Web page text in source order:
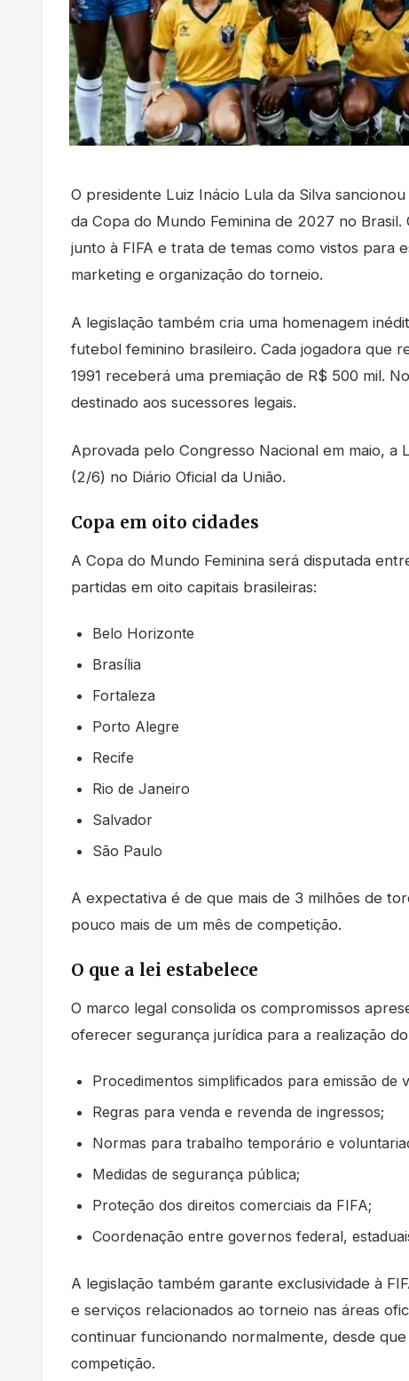
O presidente Luiz Inácio Lula da Silva
da Copa do Mundo Feminina de 2027 no
junto à FIFA e trata de temas como vistos para
marketing e organização do torneio.
A legislação também cria uma homenagem
futebol feminino brasileiro. Cada jogadora que
1991 receberá uma premiação de R$ 500 mil.
destinado aos sucessores legais.
Aprovada pelo Congresso Nacional em maio,
(2/6) no Diário Oficial da União.
Copa em oito cidades
A Copa do Mundo Feminina será disputada
partidas em oito capitais brasileiras:
Belo Horizonte
Brasília
Fortaleza
Porto Alegre
Recife
Rio de Janeiro
Salvador
São Paulo
A expectativa é de que mais de 3 milhões de
pouco mais de um mês de competição.
O que a lei estabelece
O marco legal consolida os compromissos
oferecer segurança jurídica para a realização
Procedimentos simplificados para emissão de
Regras para venda e revenda de ingressos;
Normas para trabalho temporário e
Medidas de segurança pública;
Proteção dos direitos comerciais da FIFA;
Coordenação entre governos federal,
A legislação também garante exclusividade à
e serviços relacionados ao torneio nas áreas
continuar funcionando normalmente, desde
competição.